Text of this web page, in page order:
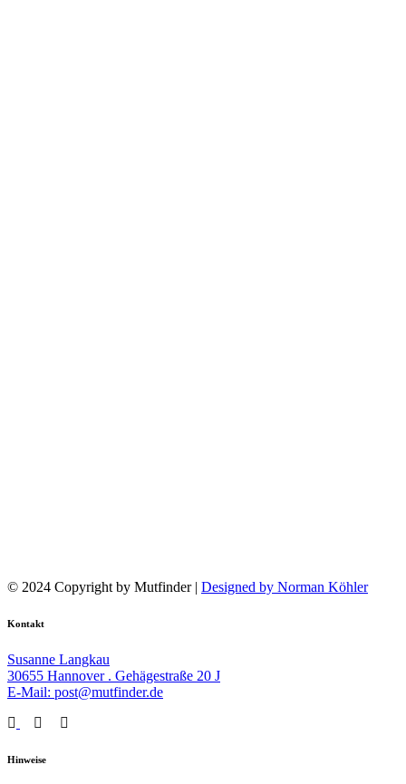
© 2024 Copyright by Mutfinder | Designed by Norman Köhler
Kontakt
Susanne Langkau
30655 Hannover . Gehägestraße 20 J
E-Mail: post@mutfinder.de
Hinweise